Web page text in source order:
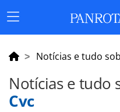
Menu
Principal
Notícias e tudo
Notícias e tudo
Cvc